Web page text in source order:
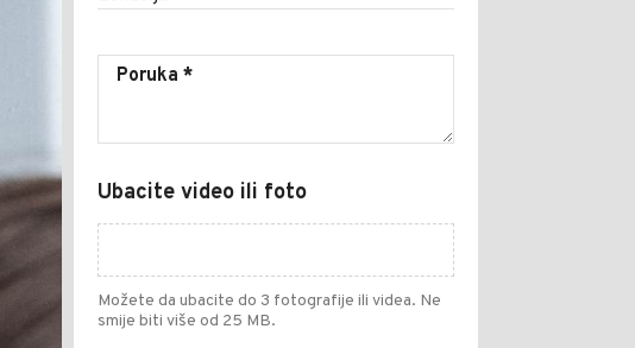
Ubacite video ili foto
Možete da ubacite do 3 fotografije ili videa. Ne
smije biti više od 25 MB.